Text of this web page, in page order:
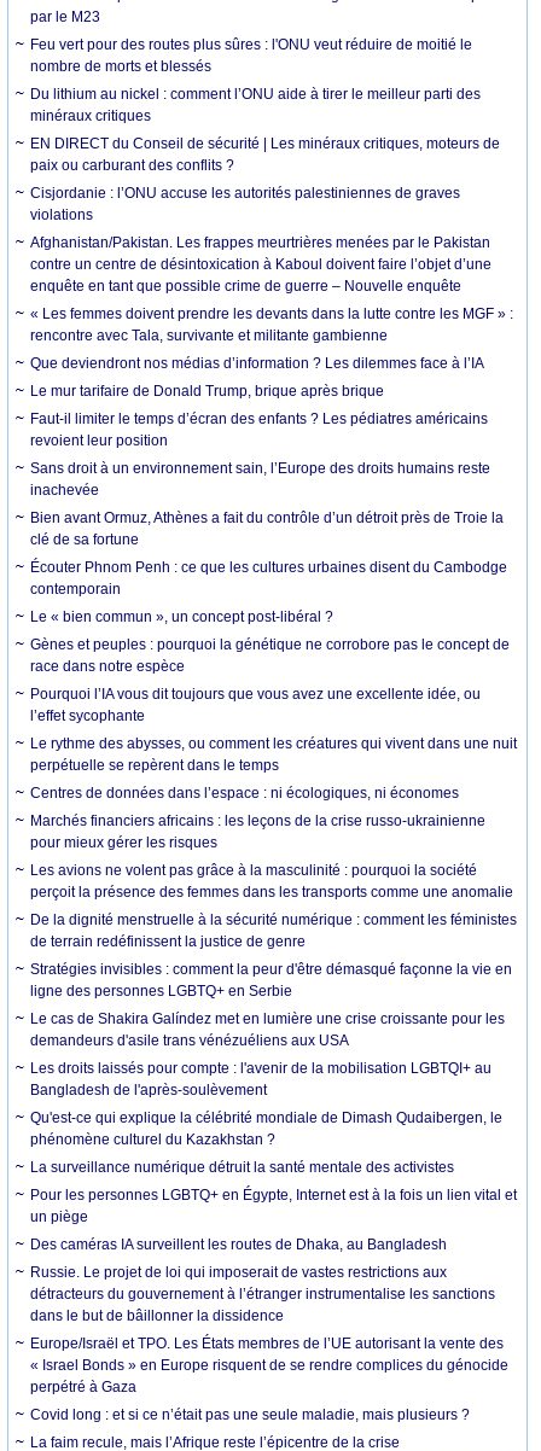
par le M23
Feu vert pour des routes plus sûres : l'ONU veut réduire de moitié le
nombre de morts et blessés
Du lithium au nickel : comment l’ONU aide à tirer le meilleur parti des
minéraux critiques
EN DIRECT du Conseil de sécurité | Les minéraux critiques, moteurs de
paix ou carburant des conflits ?
Cisjordanie : l’ONU accuse les autorités palestiniennes de graves
violations
Afghanistan/Pakistan. Les frappes meurtrières menées par le Pakistan
contre un centre de désintoxication à Kaboul doivent faire l’objet d’une
enquête en tant que possible crime de guerre – Nouvelle enquête
« Les femmes doivent prendre les devants dans la lutte contre les MGF » :
rencontre avec Tala, survivante et militante gambienne
Que deviendront nos médias d’information ? Les dilemmes face à l’IA
Le mur tarifaire de Donald Trump, brique après brique
Faut-il limiter le temps d’écran des enfants ? Les pédiatres américains
revoient leur position
Sans droit à un environnement sain, l’Europe des droits humains reste
inachevée
Bien avant Ormuz, Athènes a fait du contrôle d’un détroit près de Troie la
clé de sa fortune
Écouter Phnom Penh : ce que les cultures urbaines disent du Cambodge
contemporain
Le « bien commun », un concept post-libéral ?
Gènes et peuples : pourquoi la génétique ne corrobore pas le concept de
race dans notre espèce
Pourquoi l’IA vous dit toujours que vous avez une excellente idée, ou
l’effet sycophante
Le rythme des abysses, ou comment les créatures qui vivent dans une nuit
perpétuelle se repèrent dans le temps
Centres de données dans l’espace : ni écologiques, ni économes
Marchés financiers africains : les leçons de la crise russo-ukrainienne
pour mieux gérer les risques
Les avions ne volent pas grâce à la masculinité : pourquoi la société
perçoit la présence des femmes dans les transports comme une anomalie
De la dignité menstruelle à la sécurité numérique : comment les féministes
de terrain redéfinissent la justice de genre
Stratégies invisibles : comment la peur d'être démasqué façonne la vie en
ligne des personnes LGBTQ+ en Serbie
Le cas de Shakira Galíndez met en lumière une crise croissante pour les
demandeurs d'asile trans vénézuéliens aux USA
Les droits laissés pour compte : l'avenir de la mobilisation LGBTQI+ au
Bangladesh de l'après-soulèvement
Qu'est-ce qui explique la célébrité mondiale de Dimash Qudaibergen, le
phénomène culturel du Kazakhstan ?
La surveillance numérique détruit la santé mentale des activistes
Pour les personnes LGBTQ+ en Égypte, Internet est à la fois un lien vital et
un piège
Des caméras IA surveillent les routes de Dhaka, au Bangladesh
Russie. Le projet de loi qui imposerait de vastes restrictions aux
détracteurs du gouvernement à l’étranger instrumentalise les sanctions
dans le but de bâillonner la dissidence
Europe/Israël et TPO. Les États membres de l’UE autorisant la vente des
« Israel Bonds » en Europe risquent de se rendre complices du génocide
perpétré à Gaza
Covid long : et si ce n’était pas une seule maladie, mais plusieurs ?
La faim recule, mais l’Afrique reste l’épicentre de la crise